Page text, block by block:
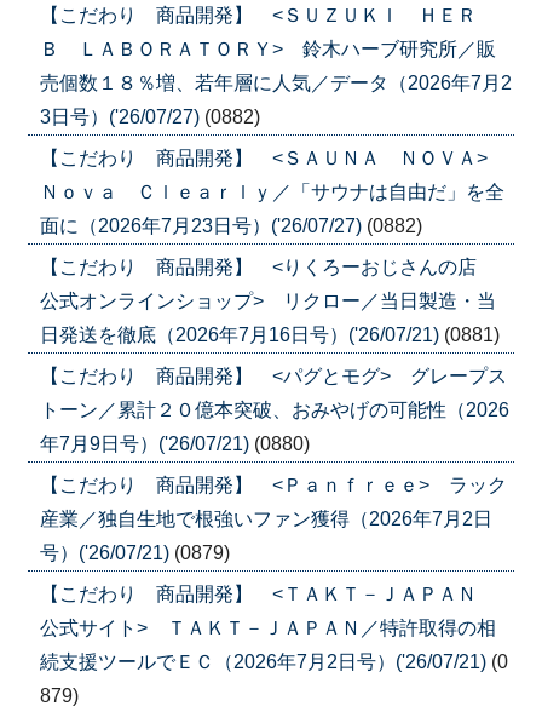
【こだわり 商品開発】 <ＳＵＺＵＫＩ ＨＥＲ
Ｂ ＬＡＢＯＲＡＴＯＲＹ> 鈴木ハーブ研究所／販
売個数１８％増、若年層に人気／データ（2026年7月2
3日号）('26/07/27) (0882)
【こだわり 商品開発】 <ＳＡＵＮＡ ＮＯＶＡ>
Ｎｏｖａ Ｃｌｅａｒｌｙ／「サウナは自由だ」を全
面に（2026年7月23日号）('26/07/27) (0882)
【こだわり 商品開発】 <りくろーおじさんの店
公式オンラインショップ> リクロー／当日製造・当
日発送を徹底（2026年7月16日号）('26/07/21) (0881)
【こだわり 商品開発】 <パグとモグ> グレープス
トーン／累計２０億本突破、おみやげの可能性（2026
年7月9日号）('26/07/21) (0880)
【こだわり 商品開発】 <Ｐａｎｆｒｅｅ> ラック
産業／独自生地で根強いファン獲得（2026年7月2日
号）('26/07/21) (0879)
【こだわり 商品開発】 <ＴＡＫＴ－ＪＡＰＡＮ
公式サイト> ＴＡＫＴ－ＪＡＰＡＮ／特許取得の相
続支援ツールでＥＣ（2026年7月2日号）('26/07/21) (0
879)